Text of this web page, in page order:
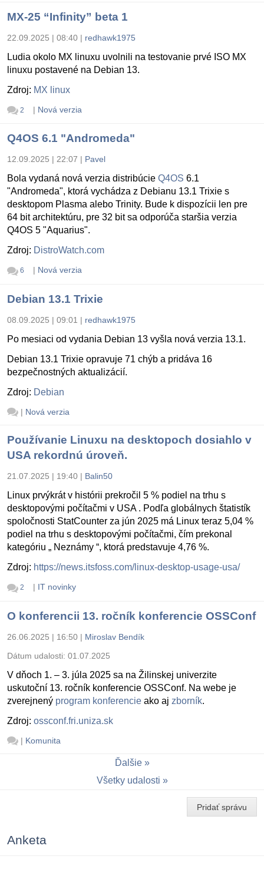
MX-25 “Infinity” beta 1
22.09.2025 | 08:40 | redhawk1975
Ludia okolo MX linuxu uvolnili na testovanie prvé ISO MX
linuxu postavené na Debian 13.
Zdroj: MX linux
2 | Nová verzia
Q4OS 6.1 "Andromeda"
12.09.2025 | 22:07 | Pavel
Bola vydaná nová verzia distribúcie Q4OS 6.1
"Andromeda", ktorá vychádza z Debianu 13.1 Trixie s
desktopom Plasma alebo Trinity. Bude k dispozícii len pre
64 bit architektúru, pre 32 bit sa odporúča staršia verzia
Q4OS 5 "Aquarius".
Zdroj: DistroWatch.com
6 | Nová verzia
Debian 13.1 Trixie
08.09.2025 | 09:01 | redhawk1975
Po mesiaci od vydania Debian 13 vyšla nová verzia 13.1.
Debian 13.1 Trixie opravuje 71 chýb a pridáva 16
bezpečnostných aktualizácií.
Zdroj: Debian
| Nová verzia
Používanie Linuxu na desktopoch dosiahlo v
USA rekordnú úroveň.
21.07.2025 | 19:40 | Balin50
Linux prvýkrát v histórii prekročil 5 % podiel na trhu s
desktopovými počítačmi v USA . Podľa globálnych štatistík
spoločnosti StatCounter za jún 2025 má Linux teraz 5,04 %
podiel na trhu s desktopovými počítačmi, čím prekonal
kategóriu „ Neznámy “, ktorá predstavuje 4,76 %.
Zdroj: https://news.itsfoss.com/linux-desktop-usage-usa/
2 | IT novinky
O konferencii 13. ročník konferencie OSSConf
26.06.2025 | 16:50 | Miroslav Bendík
Dátum udalosti: 01.07.2025
V dňoch 1. – 3. júla 2025 sa na Žilinskej univerzite
uskutoční 13. ročník konferencie OSSConf. Na webe je
zverejnený program konferencie ako aj zborník.
Zdroj: ossconf.fri.uniza.sk
| Komunita
Ďalšie
Všetky udalosti
Pridať správu
Anketa